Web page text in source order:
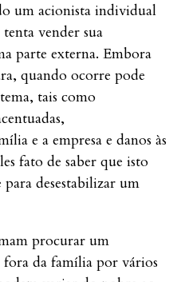
um acionista individual
vender sua
parte externa. Embora
quando ocorre pode
tais como
e a empresa e danos às
fato de saber que isto
desestabilizar um
procurar um
fora da família por vários